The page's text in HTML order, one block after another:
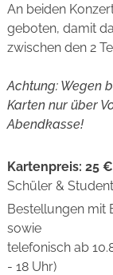
An beiden
geboten, damit
zwischen den 2
Achtung: Wegen
Karten nur über
Abendkasse!
Kartenpreis: 25 €
Schüler &
Bestellungen mit
sowie
telefonisch ab
- 18 Uhr)